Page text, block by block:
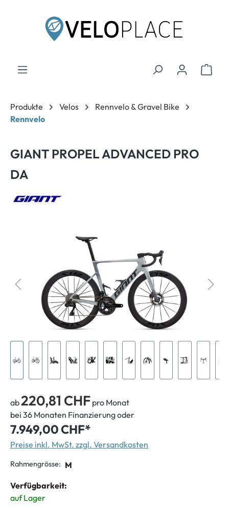
Produkte Velos
Rennvelo & Gravel Bike
Rennvelo
GIANT PROPEL ADVANCED PRO
DA
ab220,81 CHF pro Monat
bei 36 Monaten Finanzierung oder
7.949,00 CHF*
Preise inkl. MwSt. zzgl. Versandkosten
Rahmengrösse: M
Verfügbarkeit:
auf Lager